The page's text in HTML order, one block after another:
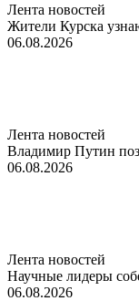
Лента новостей
Жители Курска
06.08.2026
Лента новостей
Владимир Путин
06.08.2026
Лента новостей
Научные лидеры
06.08.2026